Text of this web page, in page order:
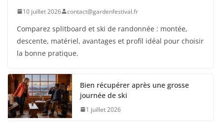
10 juillet 2026 contact@gardenfestival.fr
Comparez splitboard et ski de randonnée : montée,
descente, matériel, avantages et profil idéal pour choisir
la bonne pratique.
Bien récupérer après une grosse
journée de ski
1 juillet 2026